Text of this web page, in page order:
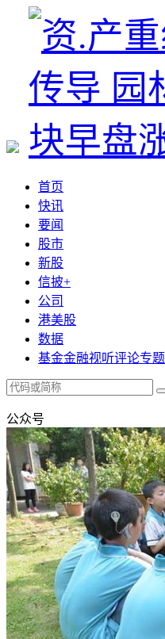
首页
快讯
要闻
股市
新股
信披+
公司
港美股
数据
基金金融视听评论专题
公众号